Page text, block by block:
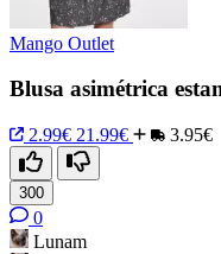
Mango Outlet
Blusa asimétrica
2.99€ 21.99€ 3.95€
300
0
Lunam